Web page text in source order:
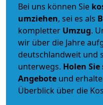
Bei uns können Sie
umziehen, sei es als
kompletter Umzug.
wir über die Jahre
deutschlandweit und
unterwegs. Holen
Angebote und
Überblick über die